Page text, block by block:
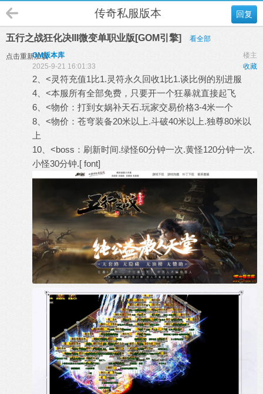
回复
传奇私服版本
五行之战狂化决III微变单职业版[GOM引擎] 看全部
点击重新加载 楼主
GM版本库
收藏
2025-9-21 16:01:33
2、<灵符充值1比1.灵符永久回收1比1.谈比例的别进服
4、<本服所有全部免费，只要开一个狂暴就直接起飞
6、<物价：打到女娲补天石.玩家交易价格3-4米一个
8、<物价：苍穹装备20米以上.斗破40米以上.独尊80米以
上
10、<boss：刷新时间.绿怪60分钟一次.黄怪120分钟一次.
小怪30分钟.[ font]